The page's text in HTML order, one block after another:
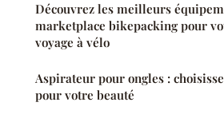
Découvrez les meilleurs
marketplace bikepacking pour
voyage à vélo
Aspirateur pour ongles :
pour votre beauté